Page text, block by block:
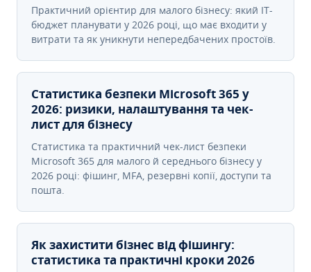
Практичний орієнтир для малого бізнесу: який IT-
бюджет планувати у 2026 році, що має входити у
витрати та як уникнути непередбачених простоїв.
Статистика безпеки Microsoft 365 у
2026: ризики, налаштування та чек-
лист для бізнесу
Статистика та практичний чек-лист безпеки
Microsoft 365 для малого й середнього бізнесу у
2026 році: фішинг, MFA, резервні копії, доступи та
пошта.
Як захистити бізнес від фішингу:
статистика та практичні кроки 2026